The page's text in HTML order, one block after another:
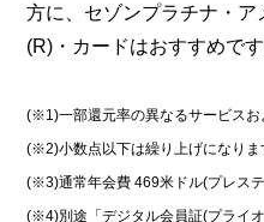
方に、セゾンプラチナ・ア
(R)・カードはおすすめです
(※1)一部還元率の異なるサービスお
(※2)小数点以下は繰り上げになりま
(※3)通常年会費 469米ドル(プレス
(※4)別途「デジタル会員証(プライ